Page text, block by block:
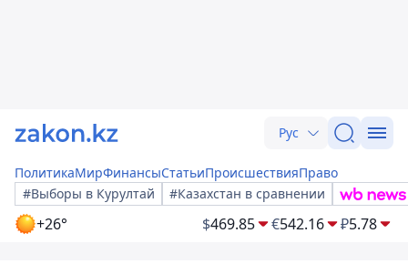
Рус
ПолитикаМирФинансыСтатьиПроисшествияПраво
#Выборы в Курултай
#Казахстан в сравнении
+26° $469.85 €542.16 ₽5.78